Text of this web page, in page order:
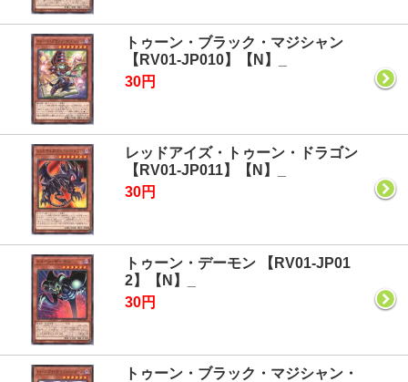
トゥーン・ブラック・マジシャン
【RV01-JP010】【N】_
30円
レッドアイズ・トゥーン・ドラゴン
【RV01-JP011】【N】_
30円
トゥーン・デーモン 【RV01-JP01
2】【N】_
30円
トゥーン・ブラック・マジシャン・